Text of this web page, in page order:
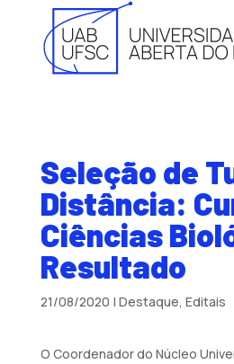
Seleção de
Distância:
Ciências
Resultado
21/08/2020 | Destaque, Editais
O Coordenador do Núcleo